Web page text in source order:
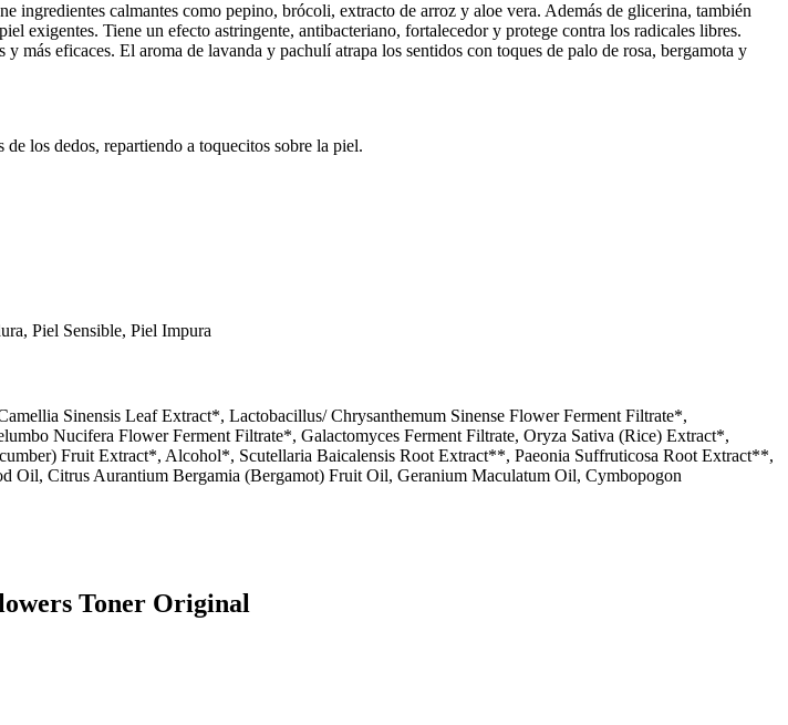
calmantes como pepino, brócoli, extracto de arroz y aloe vera. Además de glicerina, también
exigentes. Tiene un efecto astringente, antibacteriano, fortalecedor y protege contra los radicales libres.
más eficaces. El aroma de lavanda y pachulí atrapa los sentidos con toques de palo de rosa, bergamota y
los dedos, repartiendo a toquecitos sobre la piel.
Piel Sensible, Piel Impura
Sinensis Leaf Extract*, Lactobacillus/ Chrysanthemum Sinense Flower Ferment Filtrate*,
Nucifera Flower Ferment Filtrate*, Galactomyces Ferment Filtrate, Oryza Sativa (Rice) Extract*,
Fruit Extract*, Alcohol*, Scutellaria Baicalensis Root Extract**, Paeonia Suffruticosa Root Extract**,
Citrus Aurantium Bergamia (Bergamot) Fruit Oil, Geranium Maculatum Oil, Cymbopogon
Toner Original